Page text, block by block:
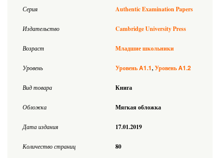
Серия Authentic Examination Papers
Издательство Cambridge University Press
Возраст Младшие школьники
Уровень УровеньA1.1 УровеньA1.2
Вид товара Книга
Обложка Мягкая обложка
Дата издания 17.01.2019
Количество страниц 80